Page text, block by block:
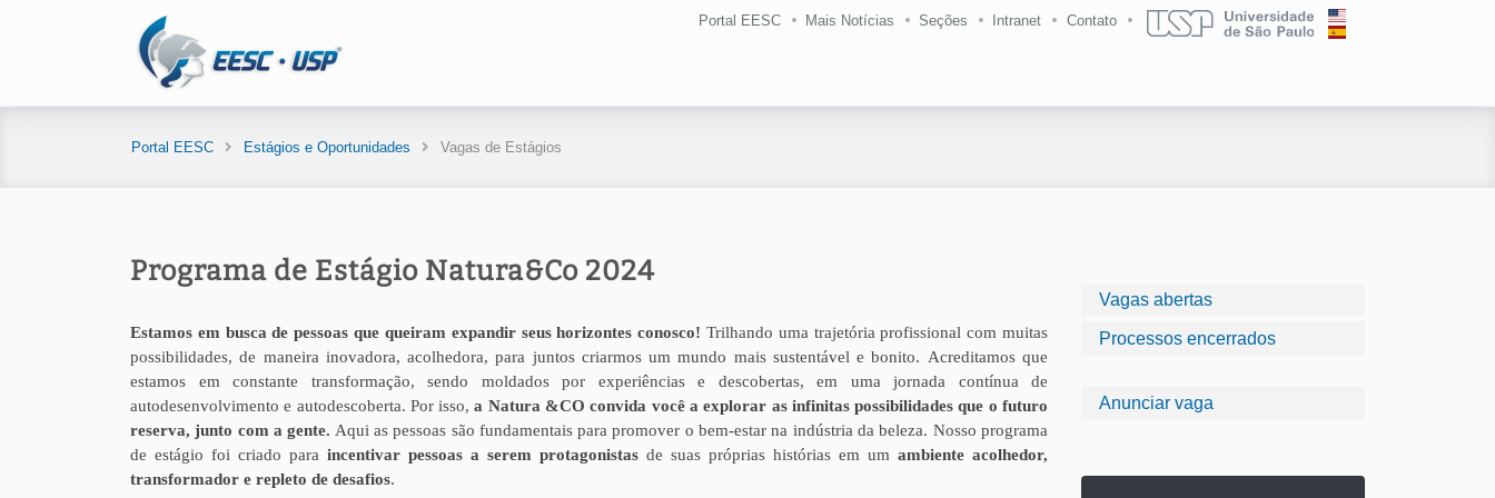
Portal EESC Mais Notícias Seções Intranet Contato
Portal EESC Estágios e Oportunidades Vagas de Estágios
Vagas abertas
Processos encerrados
Anunciar vaga
Programa de Estágio Natura&Co 2024
Estamos em busca de pessoas que queiram expandir seus horizontes conosco! Trilhando uma trajetória profissional com muitas
possibilidades, de maneira inovadora, acolhedora, para juntos criarmos um mundo mais sustentável e bonito. Acreditamos que
estamos em constante transformação, sendo moldados por experiências e descobertas, em uma jornada contínua de
autodesenvolvimento e autodescoberta. Por isso,a Natura &CO convida você a explorar as infinitas possibilidades que o futuro
reserva, junto com a gente. Aqui as pessoas são fundamentais para promover o bem-estar na indústria da beleza. Nosso programa
de estágio foi criado para incentivar pessoas a serem protagonistas de suas próprias histórias em um ambiente acolhedor,
transformador e repleto de desafios.